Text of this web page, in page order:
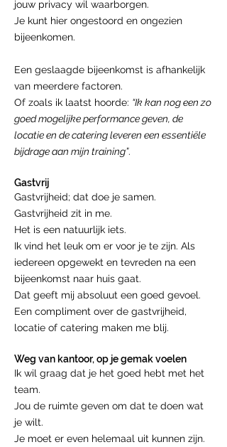
jouw privacy wil waarborgen.
Je kunt hier ongestoord en ongezien
bijeenkomen.
Een geslaagde bijeenkomst is afhankelijk
van meerdere factoren.
Of zoals ik laatst hoorde: “Ik kan nog een zo
goed mogelijke performance geven, de
locatie en de catering leveren een essentiële
bijdrage aan mijn training”.
Gastvrij
Gastvrijheid; dat doe je samen.
Gastvrijheid zit in me.
Het is een natuurlijk iets.
Ik vind het leuk om er voor je te zijn. Als
iedereen opgewekt en tevreden na een
bijeenkomst naar huis gaat.
Dat geeft mij absoluut een goed gevoel.
Een compliment over de gastvrijheid,
locatie of catering maken me blij.
Weg van kantoor, op je gemak voelen
Ik wil graag dat je het goed hebt met het
team.
Jou de ruimte geven om dat te doen wat
je wilt.
Je moet er even helemaal uit kunnen zijn.